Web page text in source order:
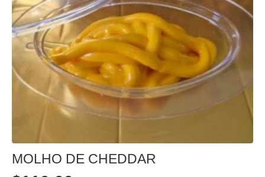
MOLHO DE CHEDDAR